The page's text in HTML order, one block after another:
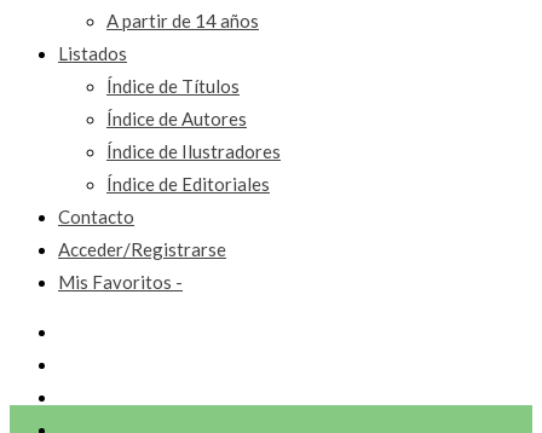
A partir de 14 años
Listados
Índice de Títulos
Índice de Autores
Índice de Ilustradores
Índice de Editoriales
Contacto
Acceder/Registrarse
Mis Favoritos -